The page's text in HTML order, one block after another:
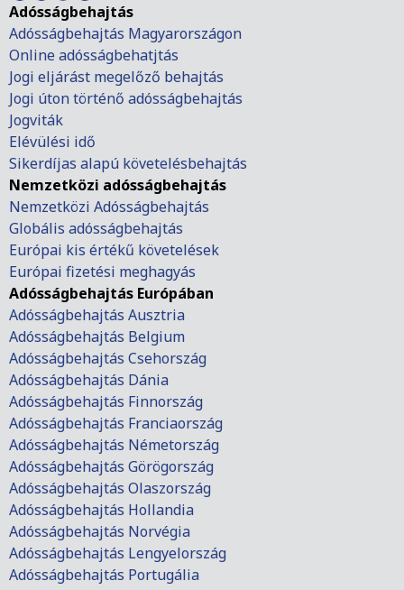
Adósságbehajtás
Adósságbehajtás Magyarországon
Online adósságbehatjtás
Jogi eljárást megelőző behajtás
Jogi úton történő adósságbehajtás
Jogviták
Elévülési idő
Sikerdíjas alapú követelésbehajtás
Nemzetközi adósságbehajtás
Nemzetközi Adósságbehajtás
Globális adósságbehajtás
Európai kis értékű követelések
Európai fizetési meghagyás
Adósságbehajtás Európában
Adósságbehajtás Ausztria
Adósságbehajtás Belgium
Adósságbehajtás Csehország
Adósságbehajtás Dánia
Adósságbehajtás Finnország
Adósságbehajtás Franciaország
Adósságbehajtás Németország
Adósságbehajtás Görögország
Adósságbehajtás Olaszország
Adósságbehajtás Hollandia
Adósságbehajtás Norvégia
Adósságbehajtás Lengyelország
Adósságbehajtás Portugália